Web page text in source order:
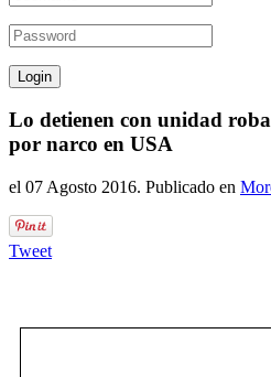
Lo detienen con unidad
por narco en USA
el 07 Agosto 2016. Publicado en
Tweet